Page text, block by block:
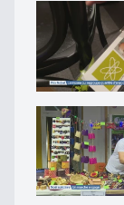
Des
Un marché